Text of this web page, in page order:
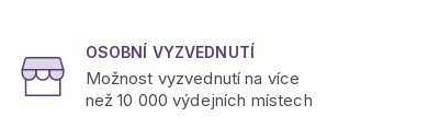
OSOBNÍ VYZVEDNUTÍ
Možnost vyzvednutí na více
než 10 000 výdejních místech